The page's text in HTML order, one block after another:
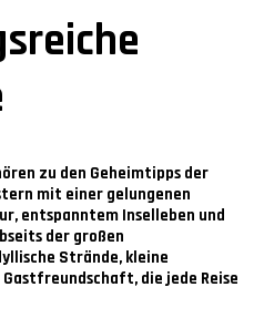
zu den Geheimtipps der
mit einer gelungenen
entspanntem Inselleben und
der großen
Strände, kleine
die jede Reise